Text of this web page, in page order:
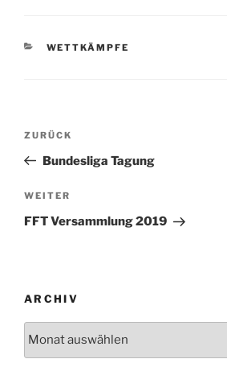
KATEGORIEN
WETTKÄMPFE
Beitragsnavigation
Vorheriger
Beitrag
ZURÜCK
Bundesliga Tagung
Nächster
Beitrag
WEITER
FFT Versammlung 2019
ARCHIV